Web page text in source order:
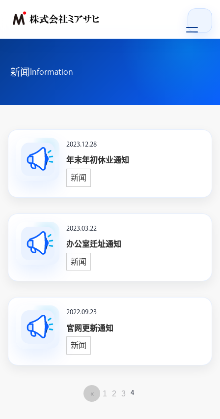
公司概要
新闻
免费咨询
新闻 Information
2023.12.28
年末年初休业通知
新闻
2023.03.22
办公室迁址通知
新闻
2022.09.23
官网更新通知
新闻
« 1 2 3 4